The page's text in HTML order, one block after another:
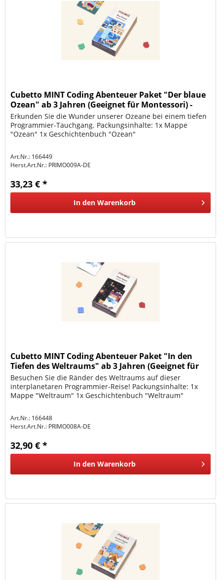
Cubetto MINT Coding Abenteuer Paket "Der blaue
Ozean" ab 3 Jahren (Geeignet für Montessori) -
Deutsc
Erkunden Sie die Wunder unserer Ozeane bei einem tiefen
Programmier-Tauchgang. Packungsinhalte: 1x Mappe
"Ozean" 1x Geschichtenbuch "Ozean"
Art.Nr.: 166449
Herst.Art.Nr.: PRIMO009A-DE
33,23 € *
In den Warenkorb
Cubetto MINT Coding Abenteuer Paket "In den
Tiefen des Weltraums" ab 3 Jahren (Geeignet für
Montesso
Besuchen Sie die Ränder des Weltraums auf dieser
interplanetaren Programmier-Reise! Packungsinhalte: 1x
Mappe "Weltraum" 1x Geschichtenbuch "Weltraum"
Art.Nr.: 166448
Herst.Art.Nr.: PRIMO008A-DE
32,90 € *
In den Warenkorb